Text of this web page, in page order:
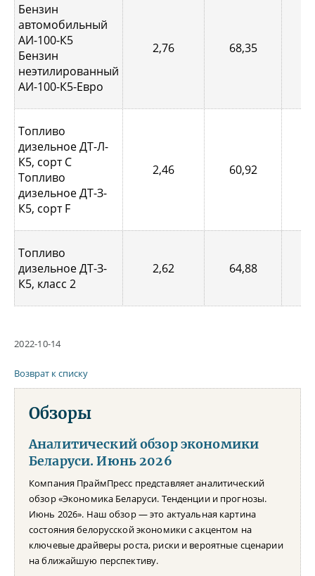
Бензин
автомобильный
АИ-100-К5
Бензин
неэтилированный
АИ-100-К5-Евро
2,76 68,35
Топливо
дизельное ДТ-Л-
К5, сорт С
Топливо
дизельное ДТ-З-
К5, сорт F
2,46 60,92
Топливо
дизельное ДТ-З-
К5, класс 2
2,62 64,88
2022-10-14
Возврат к списку
Обзоры
Аналитический обзор экономики
Беларуси. Июнь 2026
Компания ПраймПресс представляет аналитический
обзор «Экономика Беларуси. Тенденции и прогнозы.
Июнь 2026». Наш обзор — это актуальная картина
состояния белорусской экономики с акцентом на
ключевые драйверы роста, риски и вероятные сценарии
на ближайшую перспективу.